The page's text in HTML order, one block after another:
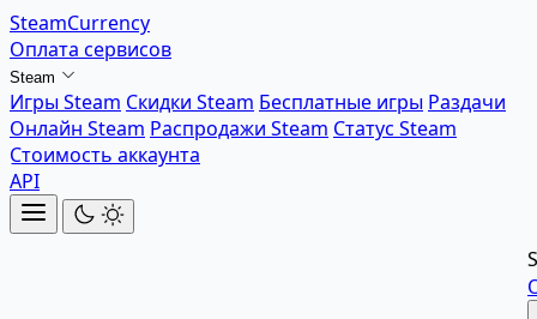
SteamCurrency
Оплата сервисов
Steam
Игры Steam Скидки Steam Бесплатные игры Раздачи
Онлайн Steam Распродажи Steam Статус Steam
Стоимость аккаунта
API